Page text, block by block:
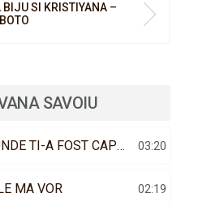
BIJU SI KRISTIYANA –
SAVOIU
CULITA STERP - UNDE TI-A FOST MINTEA, UNDE TI-A FOST CAPUL 03:20
MA VOR 02:19